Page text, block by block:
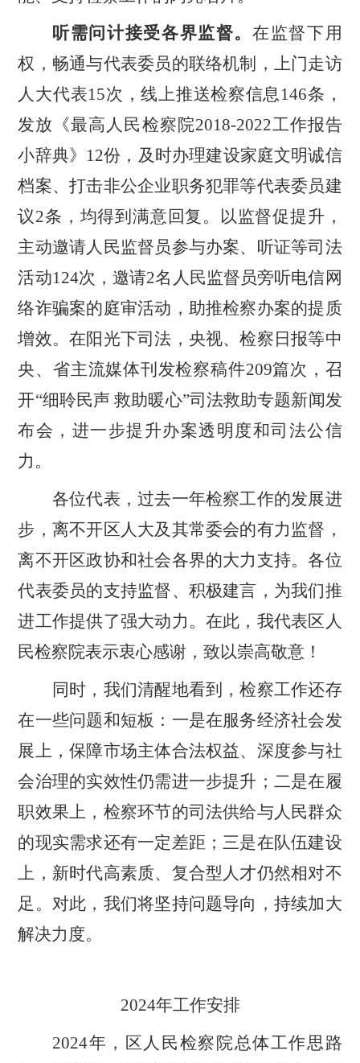
听需问计接受各界监督。在监督下用
权，畅通与代表委员的联络机制，上门走访
人大代表15次，线上推送检察信息146条，
发放《最高人民检察院2018-2022工作报告
小辞典》 12份，及时办理建设家庭文明诚信
档案、打击非公企业职务犯罪等代表委员建
议2条，均得到满意回复。以监督促提升，
主动邀请人民监督员参与办案、听证等司法
活动124次，邀请2名人民监督员旁听电信网
络诈骗案的庭审活动，助推检察办案的提质
增效。在阳光下司法，央视、检察日报等中
央、省主流媒体刊发检察稿件209篇次，召
开“细聆民声 救助暖心”司法救助专题新闻发
布会，进一步提升办案透明度和司法公信
力。
各位代表，过去一年检察工作的发展进
步，离不开区人大及其常委会的有力监督，
离不开区政协和社会各界的大力支持。各位
代表委员的支持监督、积极建言，为我们推
进工作提供了强大动力。在此，我代表区人
民检察院表示衷心感谢，致以崇高敬意！
同时，我们清醒地看到，检察工作还存
在一些问题和短板：一是在服务经济社会发
展上，保障市场主体合法权益、深度参与社
会治理的实效性仍需进一步提升；二是在履
职效果上，检察环节的司法供给与人民群众
的现实需求还有一定差距；三是在队伍建设
上，新时代高素质、复合型人才仍然相对不
足。对此，我们将坚持问题导向，持续加大
解决力度。
2024年工作安排
2024年，区人民检察院总体工作思路